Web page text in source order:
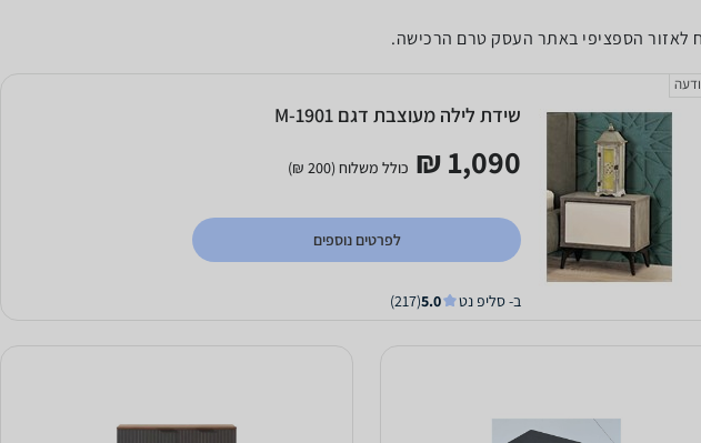
לאזור הספציפי באתר העסק טרם הרכישה.
שידת לילה מעוצבת דגם M-1901
1,090 ₪ כולל משלוח (200 ₪)
לפרטים נוספים
ב- סליפ נט 5.0
(217)